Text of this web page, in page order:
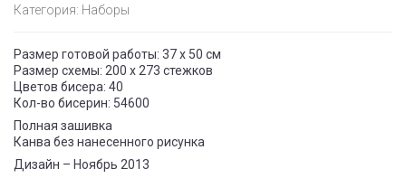
Категория: Наборы
Размер готовой работы: 37 x 50 см
Размер схемы: 200 x 273 стежков
Цветов бисера: 40
Кол-во бисерин: 54600
Полная зашивка
Канва без нанесенного рисунка
Дизайн – Ноябрь 2013